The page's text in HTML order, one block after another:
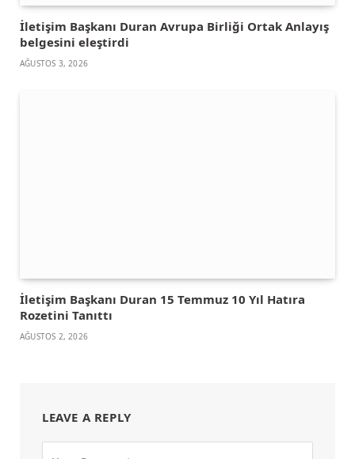
İletişim Başkanı Duran Avrupa Birliği Ortak Anlayış
belgesini eleştirdi
AĞUSTOS 3, 2026
İletişim Başkanı Duran 15 Temmuz 10 Yıl Hatıra
Rozetini Tanıttı
AĞUSTOS 2, 2026
LEAVE A REPLY